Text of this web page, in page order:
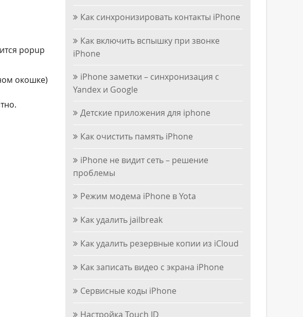
popup
окошке)
Как синхронизировать контакты iPhone
Как включить вспышку при звонке
iPhone
iPhone заметки – синхронизация с
Yandex и Google
Детские приложения для iphone
Как очистить память iPhone
iPhone не видит сеть – решение
проблемы
Режим модема iPhone в Yota
Как удалить jailbreak
Как удалить резервные копии из iCloud
Как записать видео с экрана iPhone
Сервисные коды iPhone
Настройка Touch ID